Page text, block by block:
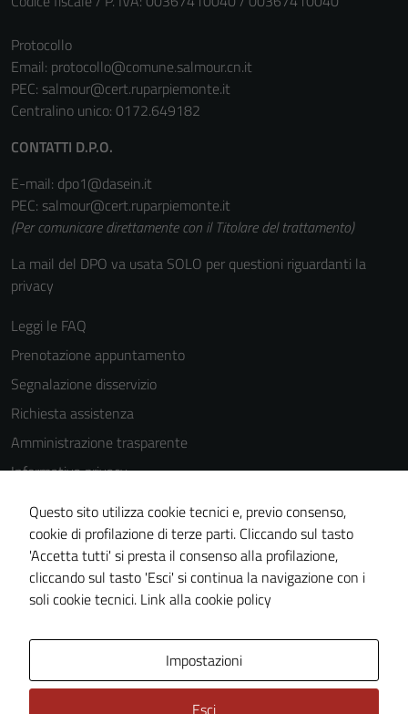
Protocollo
Email: protocollo@comune.salmour.cn.it
PEC: salmour@cert.ruparpiemonte.it
Centralino unico: 0172.649182
CONTATTI D.P.O.
E-mail: dpo1@dasein.it
PEC: salmour@cert.ruparpiemonte.it
(Per comunicare direttamente con il Titolare del trattamento)
La mail del DPO va usata SOLO per questioni riguardanti la
privacy
Leggi le FAQ
Prenotazione appuntamento
Segnalazione disservizio
Richiesta assistenza
Amministrazione trasparente
Informativa privacy
Cookie Policy
Note legali
Dichiarazione di accessibilità
Piano di miglioramento del sito
Questo sito utilizza cookie tecnici e, previo consenso,
cookie di profilazione di terze parti. Cliccando sul tasto
'Accetta tutti' si presta il consenso alla profilazione,
cliccando sul tasto 'Esci' si continua la navigazione con i
soli cookie tecnici. Link alla cookie policy
Impostazioni
Esci